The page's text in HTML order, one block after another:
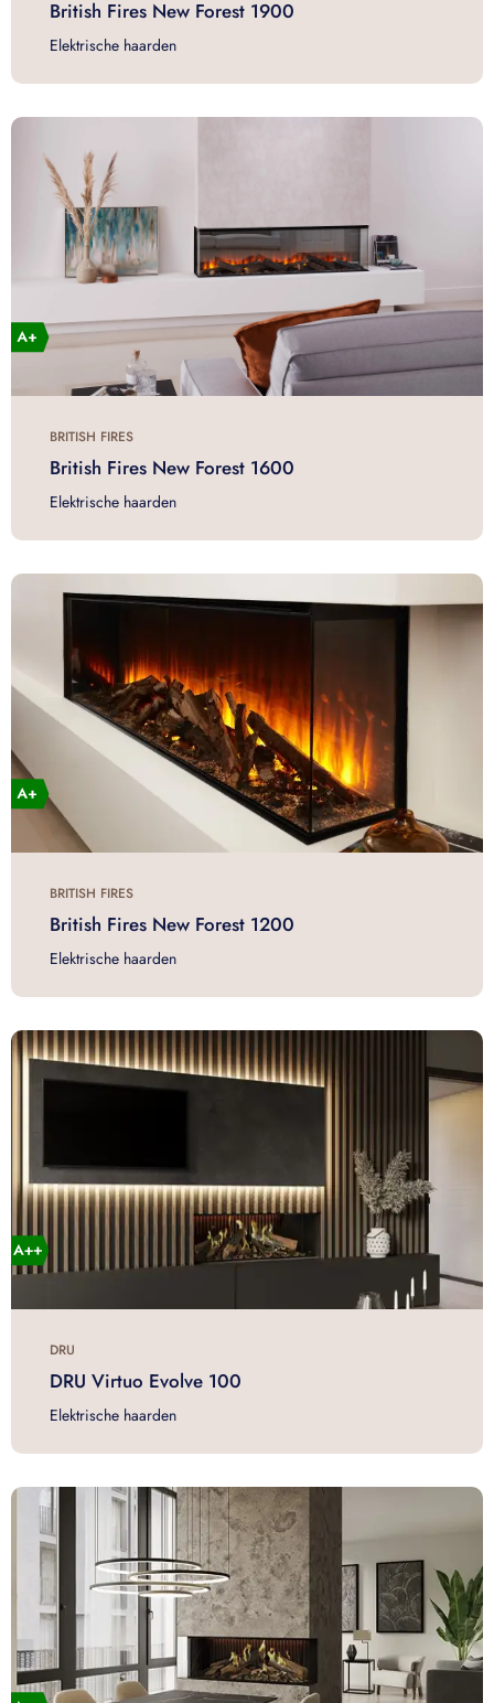
British Fires New Forest 1900
Elektrische haarden
BRITISH FIRES
British Fires New Forest 1600
Elektrische haarden
BRITISH FIRES
British Fires New Forest 1200
Elektrische haarden
DRU
DRU Virtuo Evolve 100
Elektrische haarden